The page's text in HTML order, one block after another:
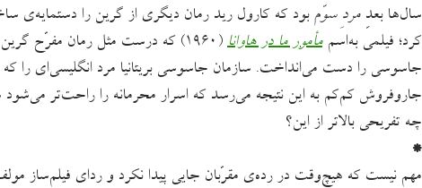
سال‌ها بعدِمردِ سوّم بود که کارول رید رمان دیگری از گرین را دستمایه‌ی
کرد؛ فیلمی به‌اسممأمور ما در هاوانا
(۱۹۶۰) که درست مثل رمان مفرّح
جاسوسی را دست می‌انداخت. سازمان جاسوسی بریتانیا مرد انگلیسی‌ای را
جاروفروش کم‌کم به این نتیجه می‌رسد که اسرار محرمانه را راحت‌تر
چه تفریحی بالاتر از این؟
*
مهم نیست که هیچ‌وقت در رده‌ی مقرّبان جایی پیدا نکرد و ردای فیلم‌ساز